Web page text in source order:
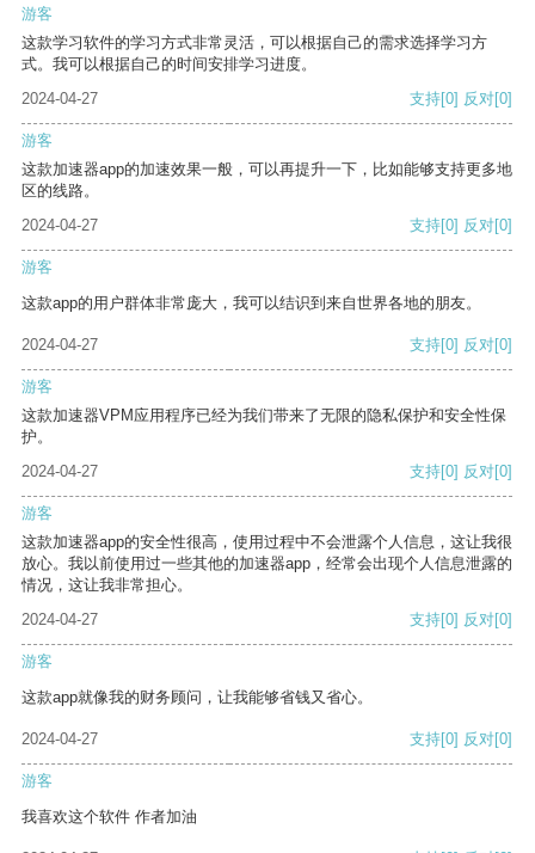
游客
这款学习软件的学习方式非常灵活，可以根据自己的需求选择学习方
式。我可以根据自己的时间安排学习进度。
2024-04-27
支持[0] 反对[0]
游客
这款加速器app的加速效果一般，可以再提升一下，比如能够支持更多地
区的线路。
2024-04-27
支持[0] 反对[0]
游客
这款app的用户群体非常庞大，我可以结识到来自世界各地的朋友。
2024-04-27 支持[0] 反对[0]
游客
这款加速器VPM应用程序已经为我们带来了无限的隐私保护和安全性保
护。
2024-04-27
支持[0] 反对[0]
游客
这款加速器app的安全性很高，使用过程中不会泄露个人信息，这让我很
放心。我以前使用过一些其他的加速器app，经常会出现个人信息泄露的
情况，这让我非常担心。
2024-04-27
支持[0] 反对[0]
游客
这款app就像我的财务顾问，让我能够省钱又省心。
2024-04-27 支持[0] 反对[0]
游客
我喜欢这个软件 作者加油